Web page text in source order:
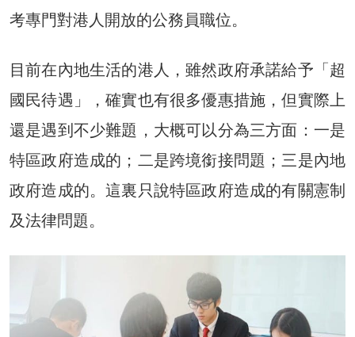
考專門對港人開放的公務員職位。
目前在內地生活的港人，雖然政府承諾給予「超
國民待遇」，確實也有很多優惠措施，但實際上
還是遇到不少難題，大概可以分為三方面：一是
特區政府造成的；二是跨境銜接問題；三是內地
政府造成的。這裏只說特區政府造成的有關憲制
及法律問題。